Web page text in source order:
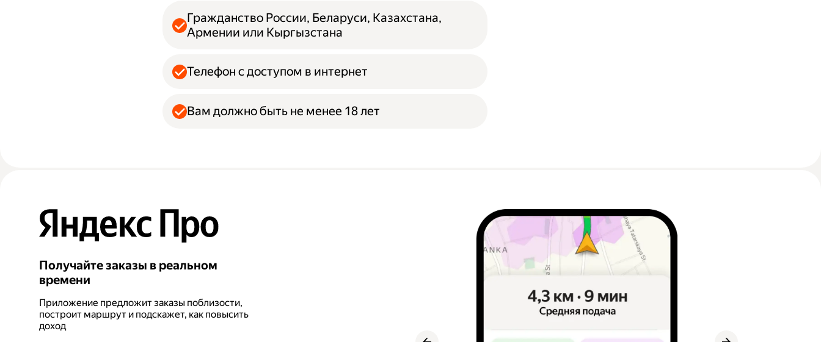
Гражданство России, Беларуси, Казахстана,
Армении или Кыргызстана
Телефон с доступом в интернет
Вам должно быть не менее 18 лет
Получайте заказы в реальном
времени
Приложение предложит заказы поблизости,
построит маршрут и подскажет, как повысить
доход